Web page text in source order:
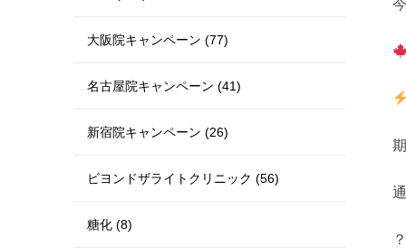
大阪院キャンペーン (77)
名古屋院キャンペーン (41)
新宿院キャンペーン (26)
ビヨンドザライトクリニック (56)
糖化 (8)